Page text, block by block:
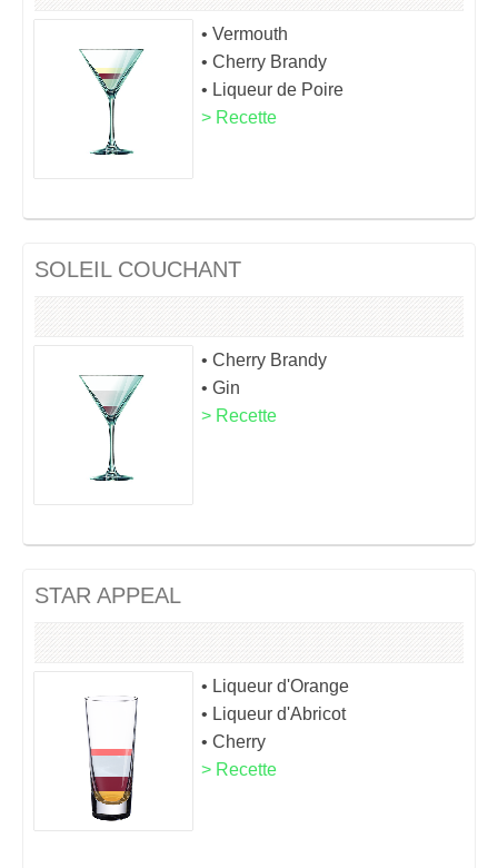
• Vermouth
• Cherry Brandy
• Liqueur de Poire
> Recette
SOLEIL COUCHANT
• Cherry Brandy
• Gin
> Recette
STAR APPEAL
• Liqueur d'Orange
• Liqueur d'Abricot
• Cherry
> Recette